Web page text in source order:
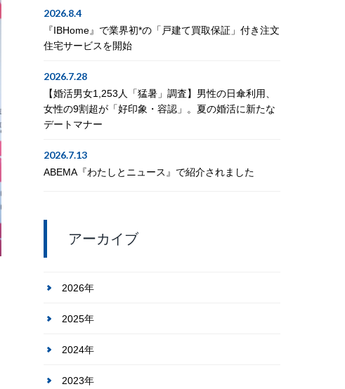
2026.8.4
『IBHome』で業界初*の「戸建て買取保証」付き注文
住宅サービスを開始
2026.7.28
【婚活男女1,253人「猛暑」調査】男性の日傘利用、
女性の9割超が「好印象・容認」。夏の婚活に新たな
デートマナー
2026.7.13
ABEMA『わたしとニュース』で紹介されました
アーカイブ
2026年
2025年
2024年
2023年